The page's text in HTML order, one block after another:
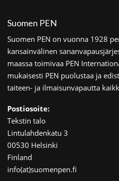
Suomen PEN
Suomen PEN on vuonna 1928
kansainvälinen
maassa toimivaa PEN
mukaisesti PEN puolustaa ja
taiteen- ja ilmaisunvapautta
Postiosoite:
Tekstin talo
Lintulahdenkatu 3
00530 Helsinki
Finland
info(at)suomenpen.fi